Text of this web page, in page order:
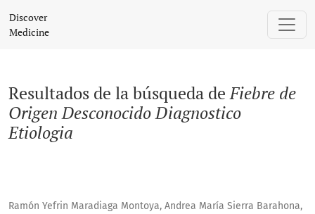
Discover
Medicine
Resultados de la búsqueda deFiebre de
Origen Desconocido Diagnostico
Etiologia
Ramón Yefrin Maradiaga Montoya, Andrea María Sierra Barahona,